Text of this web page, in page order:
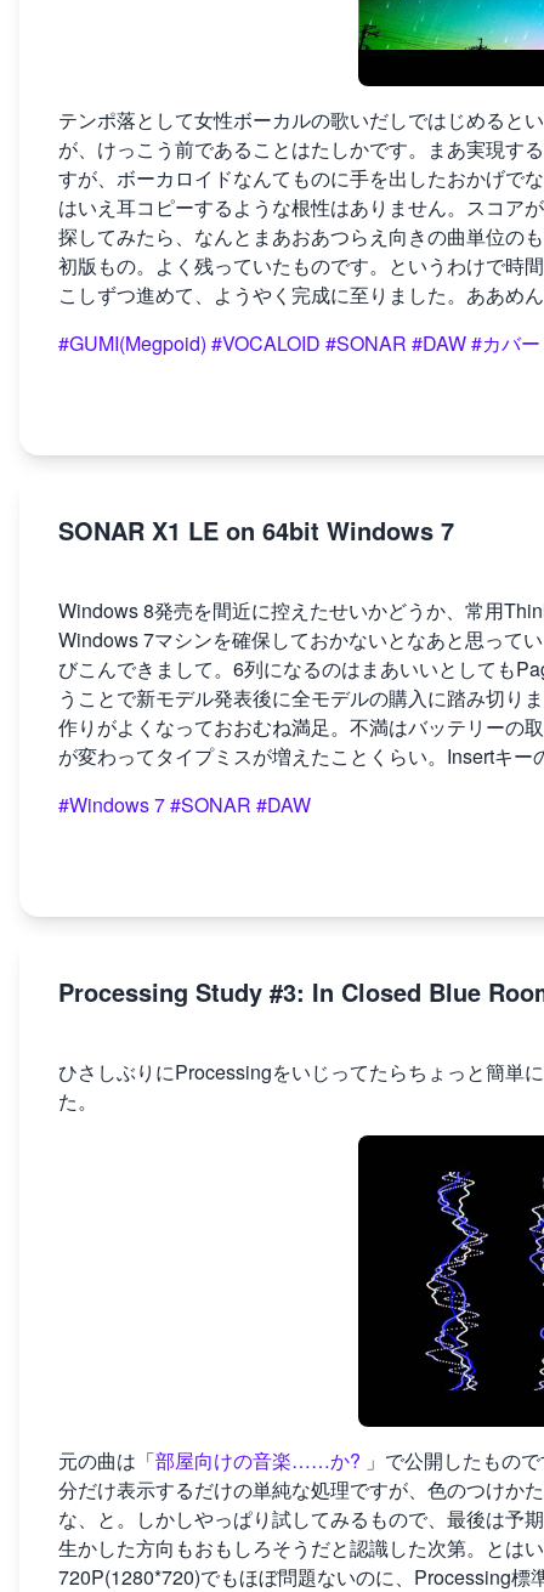
テンポ落として女性ボーカルの歌いだしではじめると
が、けっこう前であることはたしかです。まあ実現す
すが、ボーカロイドなんてものに手を出したおかげで
はいえ耳コピーするような根性はありません。スコア
探してみたら、なんとまあおあつらえ向きの曲単位の
初版もの。よく残っていたものです。というわけで時
こしずつ進めて、ようやく完成に至りました。ああめ
#GUMI(Megpoid) #VOCALOID #SONAR #DAW#カバー
SONAR X1 LE on 64bit Windows 7
Windows 8発売を間近に控えたせいかどうか、常用
Windows 7マシンを確保しておかないとなあと思って
びこんできまして。6列になるのはまあいいとしても
うことで新モデル発表後に全モデルの購入に踏み切り
作りがよくなっておおむね満足。不満はバッテリーの
が変わってタイプミスが増えたことくらい。Insertキ
#Windows 7#SONAR #DAW
Processing Study #3: In Closed Blue
ひさしぶりにProcessingをいじってたらちょっと簡単
た。
元の曲は「部屋向けの音楽……か? 」で公開したもの
分だけ表示するだけの単純な処理ですが、色のつけか
な、と。しかしやっぱり試してみるもので、最後は予
生かした方向もおもしろそうだと認識した次第。とは
720P(1280*720)でもほぼ問題ないのに、Processing